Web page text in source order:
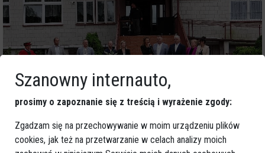
Szanowny internauto,
prosimy o zapoznanie się z treścią i wyrażenie zgody:
Zgadzam się na przechowywanie w moim urządzeniu plików
cookies, jak też na przetwarzanie w celach analizy moich